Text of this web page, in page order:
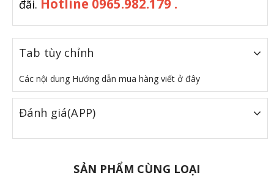
đãi. Hotline 0965.982.179 .
Tab tùy chỉnh
Các nội dung Hướng dẫn mua hàng viết ở đây
Đánh giá(APP)
SẢN PHẨM CÙNG LOẠI